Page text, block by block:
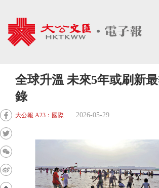
全球升溫 未來5年或刷新
錄
大公報 A23：國際 2026-05-29